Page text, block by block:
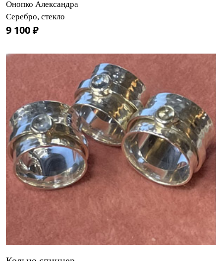
Онопко Александра
Серебро, стекло
9 100 ₽